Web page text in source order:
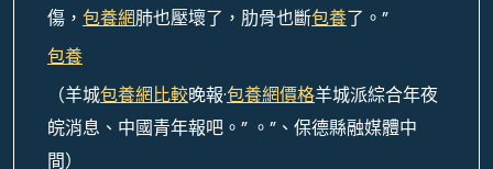
傷， 包養網肺也壓壞了，肋骨也斷包養了。”
包養
（羊城包養網比較晚報·包養網價格羊城派綜合年夜
皖消息、中國青年報吧。” 。”、保德縣融媒體中
間）